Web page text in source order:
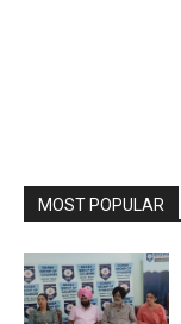
MOST POPULAR